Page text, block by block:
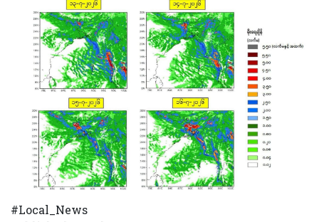
#Local_News